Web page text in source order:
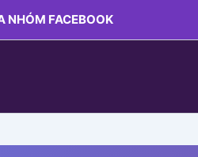
NHÓM FACEBOOK